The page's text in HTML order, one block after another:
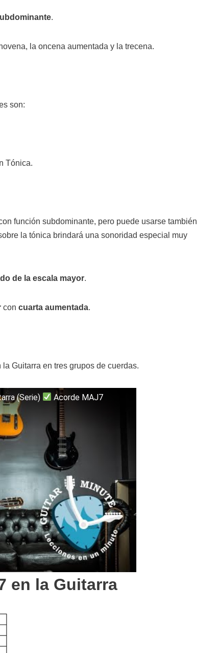
.
la oncena aumentada y la trecena.
son:
Tónica.
función subdominante, pero puede usarse también
la tónica brindará una sonoridad especial muy
de la escala mayor.
con cuarta aumentada.
Guitarra en tres grupos de cuerdas.
(Serie) Acorde MAJ7
en la Guitarra